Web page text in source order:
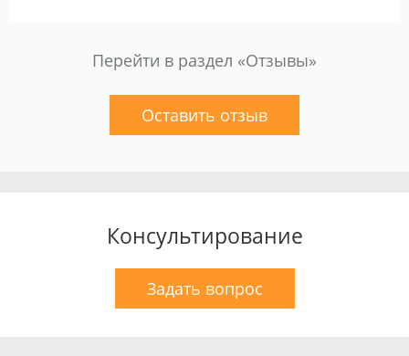
Перейти в раздел «Отзывы»
Оставить отзыв
Консультирование
Задать вопрос